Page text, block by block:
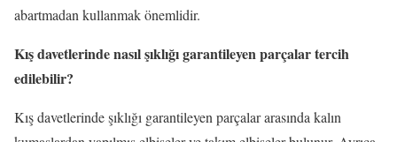
abartmadan kullanmak önemlidir.
Kış davetlerinde nasıl şıklığı garantileyen parçalar tercih
edilebilir?
Kış davetlerinde şıklığı garantileyen parçalar arasında kalın